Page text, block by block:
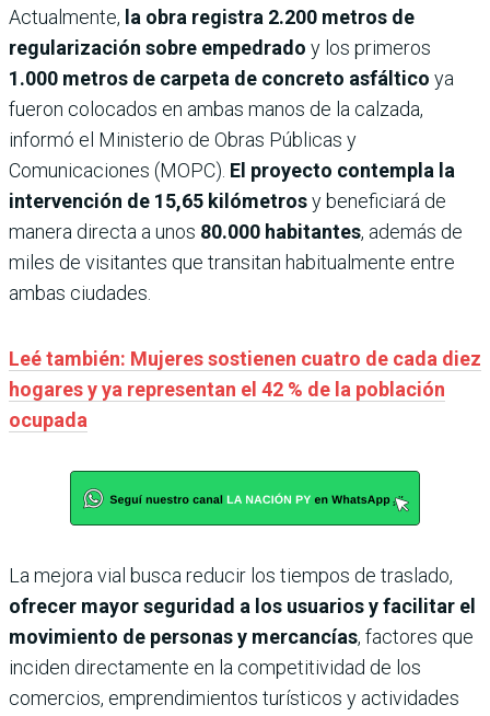
Actualmente, la obra registra 2.200 metros de
regularización sobre empedrado y los primeros
1.000 metros de carpeta de concreto asfáltico ya
fueron colocados en ambas manos de la calzada,
informó el Ministerio de Obras Públicas y
Comunicaciones (MOPC). El proyecto contempla la
intervención de 15,65 kilómetrosy beneficiará de
manera directa a unos 80.000 habitantes, además de
miles de visitantes que transitan habitualmente entre
ambas ciudades.
Leé también: Mujeres sostienen cuatro de cada diez
hogares y ya representan el 42 % de la población
ocupada
La mejora vial busca reducir los tiempos de traslado,
ofrecer mayor seguridad a los usuarios y facilitar el
movimiento de personas y mercancías, factores que
inciden directamente en la competitividad de los
comercios, emprendimientos turísticos y actividades